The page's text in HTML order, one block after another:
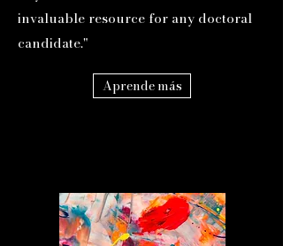
invaluable resource for any doctoral
candidate."
Aprende más